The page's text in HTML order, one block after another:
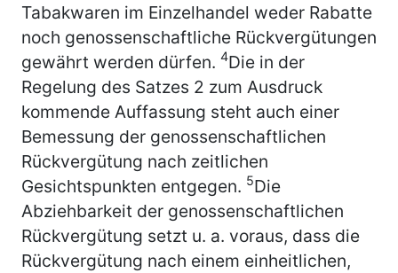
Tabakwaren im Einzelhandel weder Rabatte
noch genossenschaftliche Rückvergütungen
gewährt werden dürfen. 4Die in der
Regelung des Satzes 2 zum Ausdruck
kommende Auffassung steht auch einer
Bemessung der genossenschaftlichen
Rückvergütung nach zeitlichen
Gesichtspunkten entgegen. 5Die
Abziehbarkeit der genossenschaftlichen
Rückvergütung setzt u. a. voraus, dass die
Rückvergütung nach einem einheitlichen,